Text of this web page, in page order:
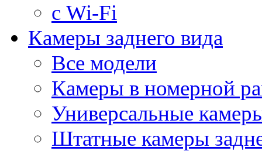
с Wi-Fi
Камеры заднего вида
Все модели
Камеры в номерной
Универсальные
Штатные камеры